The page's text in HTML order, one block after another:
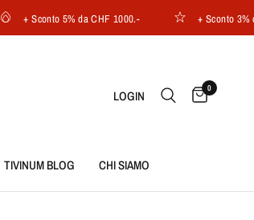
+ Sconto 5% da CHF 1000.- + Sconto 3% da
LOGIN 0
TIVINUM BLOG CHI SIAMO